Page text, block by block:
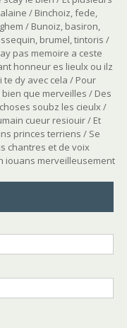
/ Binchoiz, fede,
/ Bunoiz, basiron,
brumel, tintoris /
pas memoire a ceste
honneur es lieulx ou ilz
te dy avec cela / Pour
que merveilles / Des
soubz les cieulx /
cueur resiouir / Et
princes terriens / Se
chantres et de voix
iouans merveilleusement